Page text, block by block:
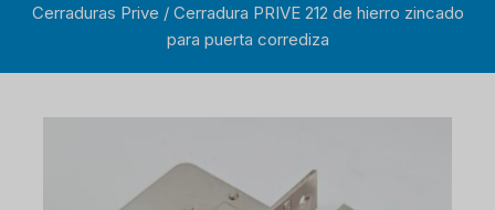
Cerraduras Prive / Cerradura PRIVE 212 de hierro zincado
para puerta corrediza